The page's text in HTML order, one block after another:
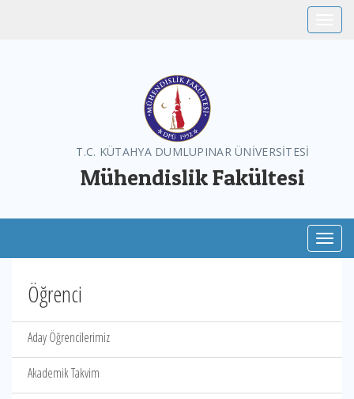
T.C. KÜTAHYA DUMLUPINAR ÜNİVERSİTESİ
Mühendislik Fakültesi
Öğrenci
Aday Öğrencilerimiz
Akademik Takvim